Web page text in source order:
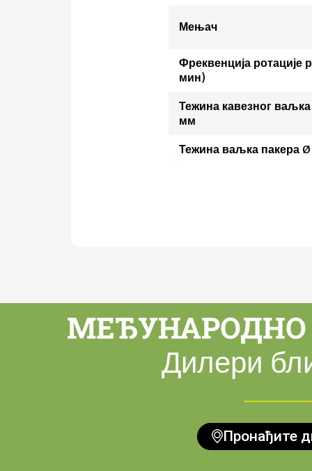
Мењач
Фреквенција ротације
мин)
Тежина кавезног
мм
Тежина ваљка пакера
МЕЂУНАРОДНО
Дилери
Пронађите